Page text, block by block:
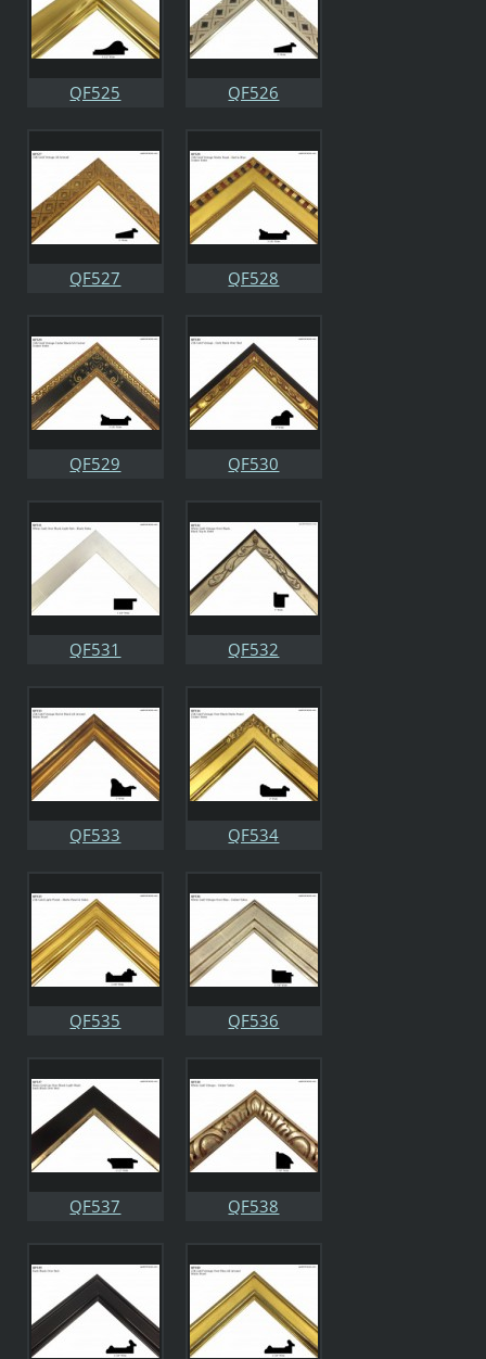
QF525 QF526
QF527 QF528
QF529 QF530
QF531 QF532
QF533 QF534
QF535 QF536
QF537 QF538